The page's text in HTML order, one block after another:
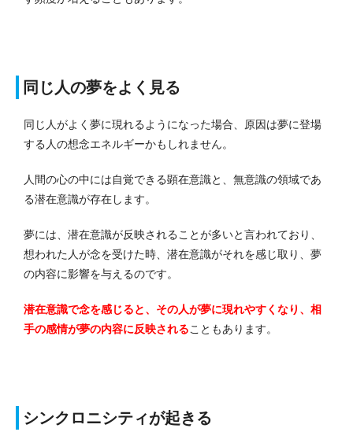
同じ人の夢をよく見る
同じ人がよく夢に現れるようになった場合、原因は夢に登場
する人の想念エネルギーかもしれません。
人間の心の中には自覚できる顕在意識と、無意識の領域であ
る潜在意識が存在します。
夢には、潜在意識が反映されることが多いと言われており、
想われた人が念を受けた時、潜在意識がそれを感じ取り、夢
の内容に影響を与えるのです。
潜在意識で念を感じると、その人が夢に現れやすくなり、相
手の感情が夢の内容に反映されることもあります。
シンクロニシティが起きる